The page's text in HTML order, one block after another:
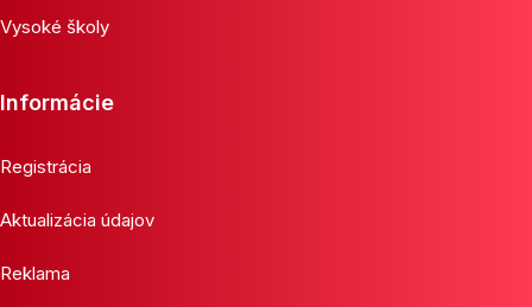
Vysoké školy
Informácie
Registrácia
Aktualizácia údajov
Reklama